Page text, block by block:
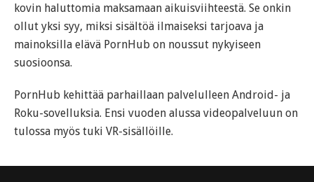
kovin haluttomia maksamaan aikuisviihteestä. Se onkin
ollut yksi syy, miksi sisältöä ilmaiseksi tarjoava ja
mainoksilla elävä PornHub on noussut nykyiseen
suosioonsa.
PornHub kehittää parhaillaan palvelulleen Android- ja
Roku-sovelluksia. Ensi vuoden alussa videopalveluun on
tulossa myös tuki VR-sisällöille.